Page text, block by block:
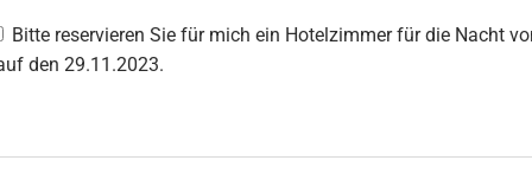
Bitte reservieren Sie für mich ein Hotelzimmer für die Nacht
den 29.11.2023.